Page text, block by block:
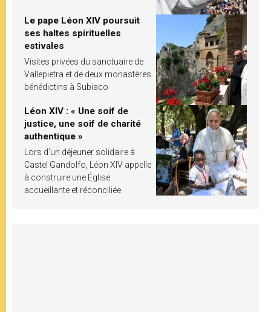
Le pape Léon XIV poursuit
ses haltes spirituelles
estivales
Visites privées du sanctuaire de
Vallepietra et de deux monastères
bénédictins à Subiaco
Léon XIV : « Une soif de
justice, une soif de charité
authentique »
Lors d’un déjeuner solidaire à
Castel Gandolfo, Léon XIV appelle
à construire une Église
accueillante et réconciliée